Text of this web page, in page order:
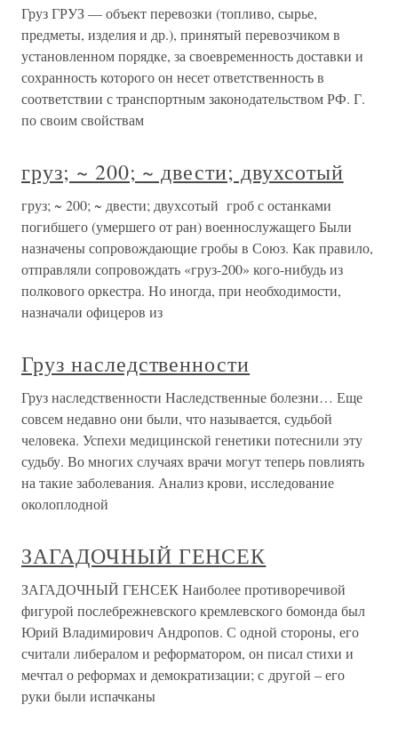
Груз ГРУЗ — объект перевозки (топливо, сырье,
предметы, изделия и др.), принятый перевозчиком в
установленном порядке, за своевременность доставки и
сохранность которого он несет ответственность в
соответствии с транспортным законодательством РФ. Г.
по своим свойствам
груз; ~ 200; ~ двести; двухсотый
груз; ~ 200; ~ двести; двухсотый гроб с останками
погибшего (умершего от ран) военнослужащего Были
назначены сопровождающие гробы в Союз. Как правило,
отправляли сопровождать «груз-200» кого-нибудь из
полкового оркестра. Но иногда, при необходимости,
назначали офицеров из
Груз наследственности
Груз наследственности Наследственные болезни… Еще
совсем недавно они были, что называется, судьбой
человека. Успехи медицинской генетики потеснили эту
судьбу. Во многих случаях врачи могут теперь повлиять
на такие заболевания. Анализ крови, исследование
околоплодной
ЗАГАДОЧНЫЙ ГЕНСЕК
ЗАГАДОЧНЫЙ ГЕНСЕК Наиболее противоречивой
фигурой послебрежневского кремлевского бомонда был
Юрий Владимирович Андропов. С одной стороны, его
считали либералом и реформатором, он писал стихи и
мечтал о реформах и демократизации; с другой – его
руки были испачканы